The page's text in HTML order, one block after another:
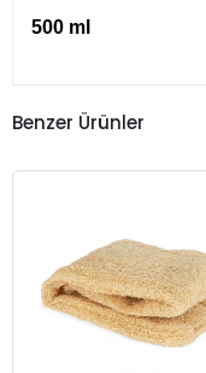
500 ml
Benzer Ürünler